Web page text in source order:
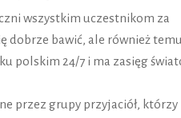
wszystkim uczestnikom za
dobrze bawić, ale również
polskim 24/7 i ma zasięg
przez grupy przyjaciół, którzy